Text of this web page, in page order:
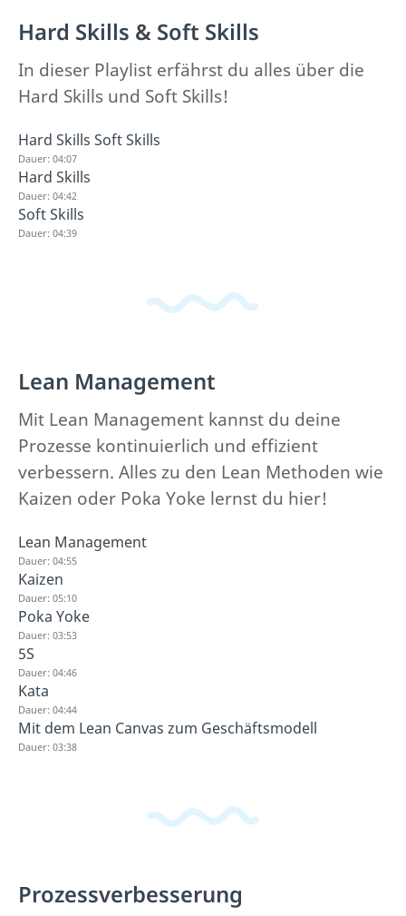
Hard Skills & Soft Skills
In dieser Playlist erfährst du alles über die
Hard Skills und Soft Skills!
Hard Skills Soft Skills
Dauer: 04:07
Hard Skills
Dauer: 04:42
Soft Skills
Dauer: 04:39
Lean Management
Mit Lean Management kannst du deine
Prozesse kontinuierlich und effizient
verbessern. Alles zu den Lean Methoden wie
Kaizen oder Poka Yoke lernst du hier!
Lean Management
Dauer: 04:55
Kaizen
Dauer: 05:10
Poka Yoke
Dauer: 03:53
5S
Dauer: 04:46
Kata
Dauer: 04:44
Mit dem Lean Canvas zum Geschäftsmodell
Dauer: 03:38
Prozessverbesserung